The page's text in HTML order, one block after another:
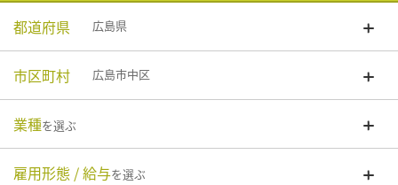
都道府県 広島県
市区町村 広島市中区
業種を選ぶ
雇用形態 / 給与を選ぶ